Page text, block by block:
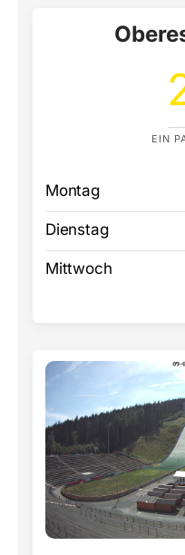
EIN
Montag
Dienstag
Mittwoch